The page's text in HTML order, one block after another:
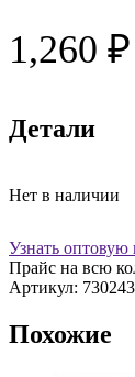
1,260 ₽
Детали
Нет в наличии
Узнать оптовую
Прайс на всю
Артикул:
Похожие